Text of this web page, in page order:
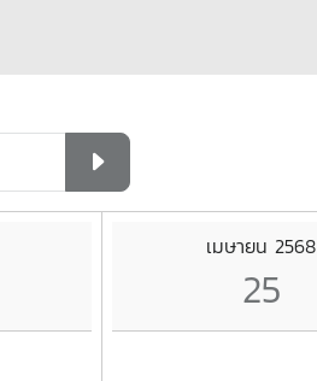
เมษายน 2568
25